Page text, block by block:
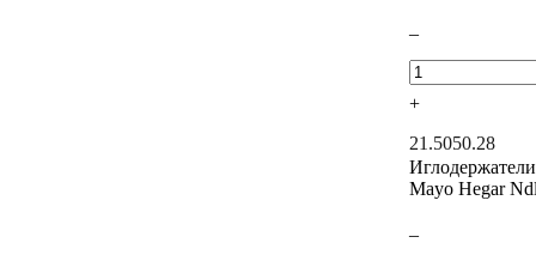
–
+
21.5050.28
Mayo Hegar
–